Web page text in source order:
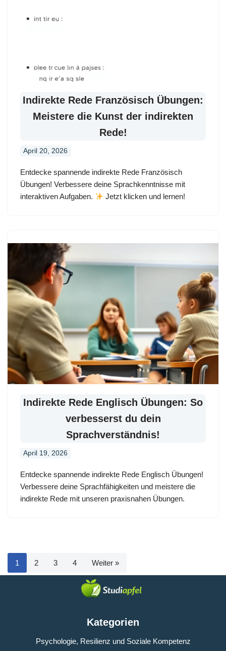
Indirekte Rede Französisch Übungen:
Meistere die Kunst der indirekten
Rede!
April 20, 2026
Entdecke spannende indirekte Rede Französisch
Übungen! Verbessere deine Sprachkenntnisse mit
interaktiven Aufgaben.
Jetzt klicken und lernen!
Indirekte Rede Englisch Übungen: So
verbesserst du dein
Sprachverständnis!
April 19, 2026
Entdecke spannende indirekte Rede Englisch Übungen!
Verbessere deine Sprachfähigkeiten und meistere die
indirekte Rede mit unseren praxisnahen Übungen.
1 2 3 4 Weiter »
Kategorien
Psychologie, Resilienz und Soziale Kompetenz